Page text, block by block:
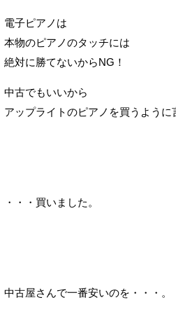
電子ピアノは
本物のピアノのタッチには
絶対に勝てないからNG！
中古でもいいから
アップライトのピアノを買うように
・・・買いました。
中古屋さんで一番安いのを・・・。